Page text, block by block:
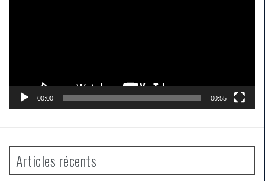
00:00 00:55
Articles récents